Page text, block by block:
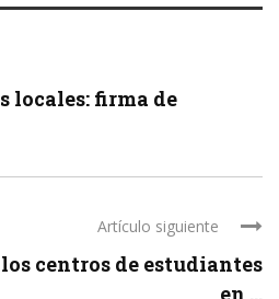
locales: firma de
Artículo siguiente
centros de estudiantes
en ...